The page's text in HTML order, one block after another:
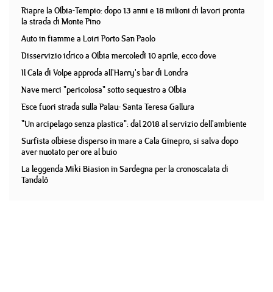
Riapre la Olbia-Tempio: dopo 13 anni e 18 milioni di lavori pronta
la strada di Monte Pino
Auto in fiamme a Loiri Porto San Paolo
Disservizio idrico a Olbia mercoledì 10 aprile, ecco dove
Il Cala di Volpe approda all'Harry's bar di Londra
Nave merci "pericolosa" sotto sequestro a Olbia
Esce fuori strada sulla Palau- Santa Teresa Gallura
"Un arcipelago senza plastica": dal 2018 al servizio dell'ambiente
Surfista olbiese disperso in mare a Cala Ginepro, si salva dopo
aver nuotato per ore al buio
La leggenda Miki Biasion in Sardegna per la cronoscalata di
Tandalò